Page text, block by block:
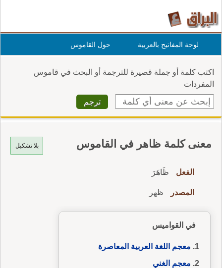
لوحة المفاتيح بالعربية حول القاموس
اكتب كلمة أو جملة قصيرة للترجمة أو البحث في قاموس
المفردات
بلا تشكيل معنى كلمة ظاهر في القاموس
الفعل ظَاهَرَ
المصدر ظهر
في القواميس
معجم اللغة العربية المعاصرة
معجم الغني